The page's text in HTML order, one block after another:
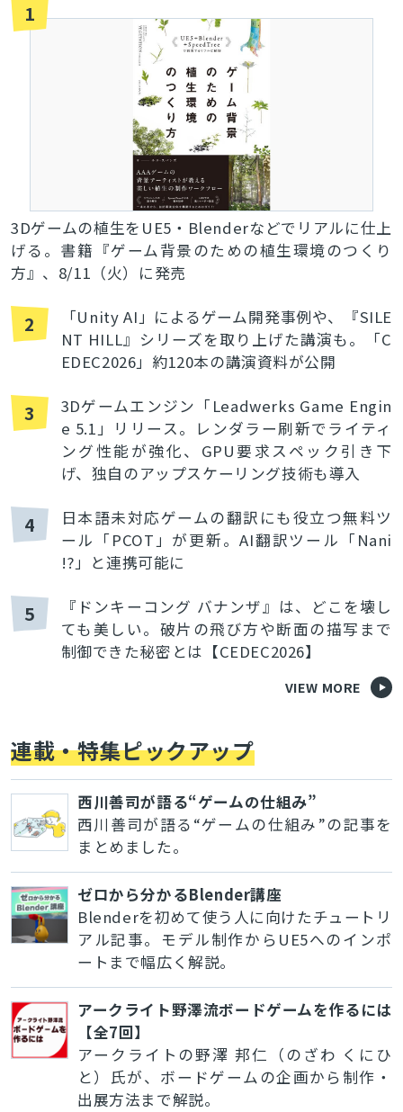
1
3Dゲームの植生をUE5・Blenderなどでリアルに仕上
げる。書籍『ゲーム背景のための植生環境のつくり
方』、8/11（火）に発売
2
「Unity AI」によるゲーム開発事例や、『SILE
NT HILL』シリーズを取り上げた講演も。「C
EDEC2026」約120本の講演資料が公開
3
3Dゲームエンジン「Leadwerks Game Engin
e 5.1」リリース。レンダラー刷新でライティ
ング性能が強化、GPU要求スペック引き下
げ、独自のアップスケーリング技術も導入
4
日本語未対応ゲームの翻訳にも役立つ無料ツ
ール「PCOT」が更新。AI翻訳ツール「Nani
!?」と連携可能に
5
『ドンキーコング バナンザ』は、どこを壊し
ても美しい。破片の飛び方や断面の描写まで
制御できた秘密とは【CEDEC2026】
VIEW MORE
連載・特集ピックアップ
西川善司が語る“ゲームの仕組み”
西川善司が語る“ゲームの仕組み”の記事を
まとめました。
ゼロから分かるBlender講座
Blenderを初めて使う人に向けたチュートリ
アル記事。モデル制作からUE5へのインポ
ートまで幅広く解説。
アークライト野澤流ボードゲームを作るには
【全7回】
アークライトの野澤 邦仁（のざわ くにひ
と）氏が、ボードゲームの企画から制作・
出展方法まで解説。
とじる
検索